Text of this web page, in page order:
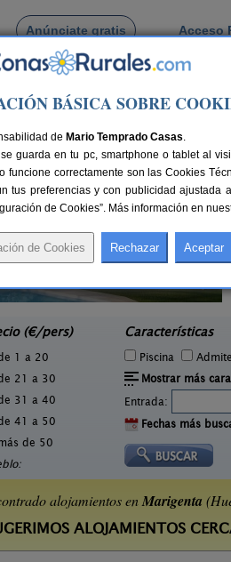
Anúnciate gratis Acceso
Los Bogonales
(€/pers)
1 a 20
21 a 30
31 a 40
41 a 50
de 50
Características
Piscina
Mostrar más
Entrada:
Fechas más
alojamientos enMarigenta
ALOJAMIENTOS
BÁSICA SOBRE
de Mario Temprado Casas.
guarda en tu pc, smartphone o tablet al
correctamente son las Cookies
preferencias y con publicidad ajustada
de Cookies”. Más información en